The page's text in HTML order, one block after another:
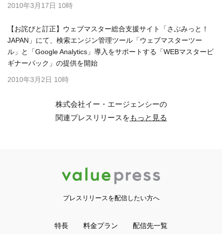
2010年3月17日 10時
【お詫びと訂正】ウェブマスター総合支援サイト「さぶみっと！
JAPAN」にて、検索エンジン管理ツール「ウェブマスターツー
ル」と「Google Analytics」導入をサポートする「WEBマスタービ
ギナーパック」の提供を開始
2010年3月2日 10時
株式会社イー・エージェンシーの
関連プレスリリースをもっと見る
プレスリリースを配信したい方へ
特長 料金プラン 配信先一覧